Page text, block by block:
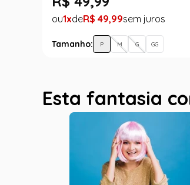
1 R$ 49,99
Tamanho: P M G GG
Esta fantasia